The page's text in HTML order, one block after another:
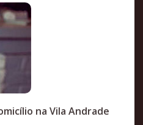
na Vila Andrade